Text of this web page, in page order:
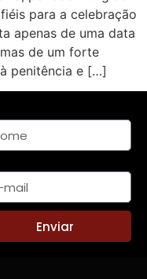
para a celebração
apenas de uma data
de um forte
penitência e […]
Enviar